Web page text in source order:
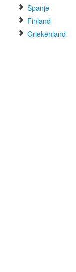
Spanje
Finland
Griekenland